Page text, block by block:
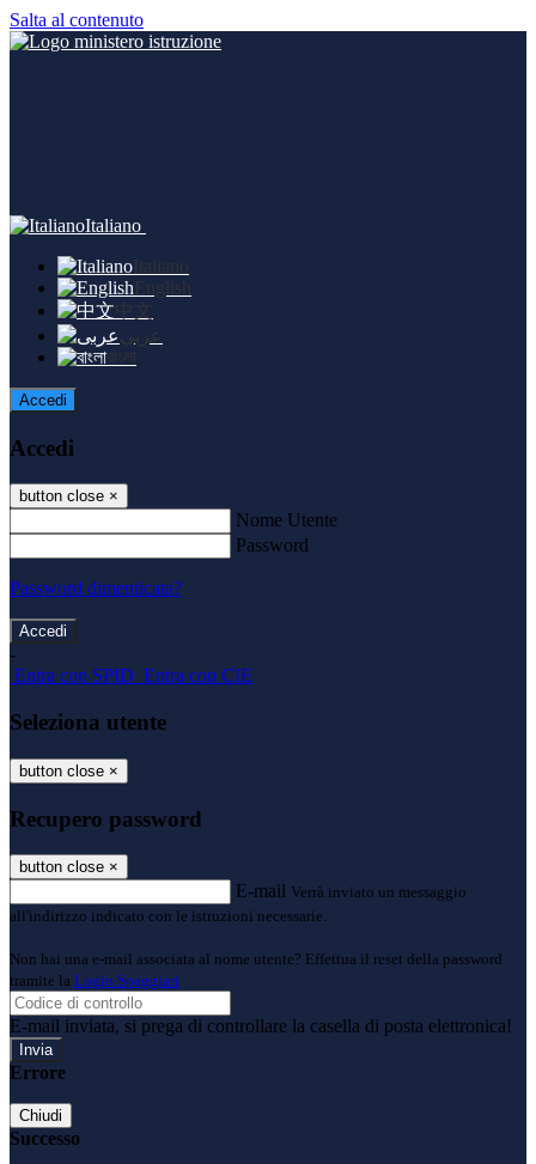
Salta al contenuto
Italiano
Italiano
English
中文
عربى
বাংলা
Accedi
Accedi
button close ×
Nome Utente
Password
Password dimenticata?
-
Entra con SPID Entra con CIE
Seleziona utente
button close ×
Recupero password
button close ×
E-mail Verrà inviato un messaggio
all'indirizzo indicato con le istruzioni necessarie.
Non hai una e-mail associata al nome utente? Effettua il reset della password
tramite la Login Spaggiari
E-mail inviata, si prega di controllare la casella di posta elettronica!
Errore
Chiudi
Successo